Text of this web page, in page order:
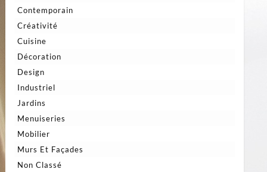
Contemporain
Créativité
Cuisine
Décoration
Design
Industriel
Jardins
Menuiseries
Mobilier
Murs Et Façades
Non Classé